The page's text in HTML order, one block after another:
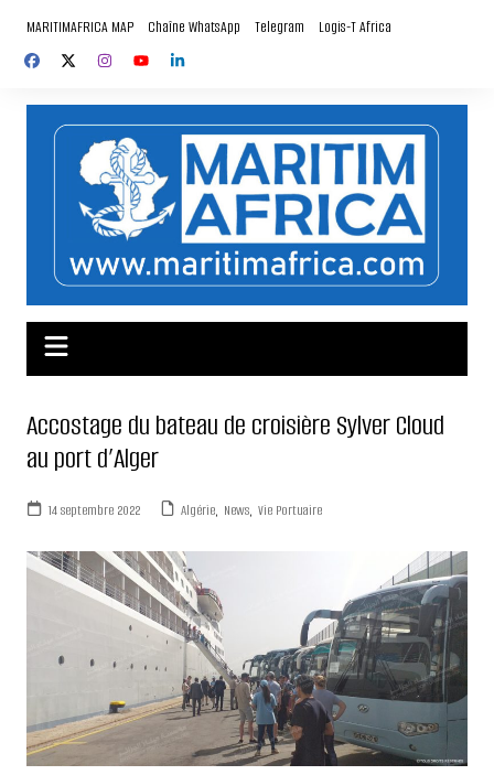
contenu
MARITIMAFRICA MAP Chaîne WhatsApp Telegram Logis-T Africa
Accostage du bateau de croisière Sylver Cloud
au port d’Alger
14 septembre 2022 Algérie, News, Vie Portuaire